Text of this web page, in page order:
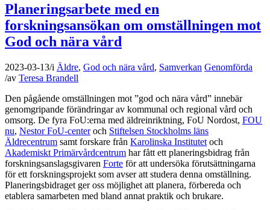
Planeringsarbete med en
forskningsansökan om omställningen mot
God och nära vård
2023-03-13/i Äldre, God och nära vård, Samverkan Genomförda
/av Teresa Brandell
Den pågående omställningen mot ”god och nära vård” innebär
genomgripande förändringar av kommunal och regional vård och
omsorg. De fyra FoU:erna med äldreinriktning, FoU Nordost, FOU
nu, Nestor FoU-centeroch Stiftelsen Stockholms läns
Äldrecentrum samt forskare från Karolinska Institutet och
Akademiskt Primärvårdcentrum har fått ett planeringsbidrag från
forskningsanslagsgivaren Forte för att undersöka förutsättningarna
för ett forskningsprojekt som avser att studera denna omställning.
Planeringsbidraget ger oss möjlighet att planera, förbereda och
etablera samarbeten med bland annat praktik och brukare.